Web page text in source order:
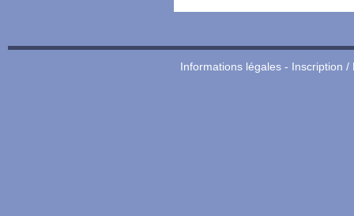
Informations légales- Inscription /